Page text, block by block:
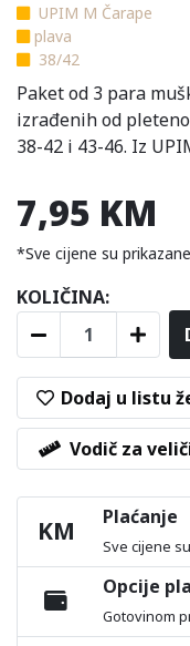
UPIM M Čarape
plava
38/42
Paket od 3 para
izrađenih od
38-42 i 43-46. Iz
7,95 KM
*Sve cijene su
KOLIČINA:
Dodaj u listu
Vodič za
KM Plaćanje
Sve cijene
Opcije
Gotovinom